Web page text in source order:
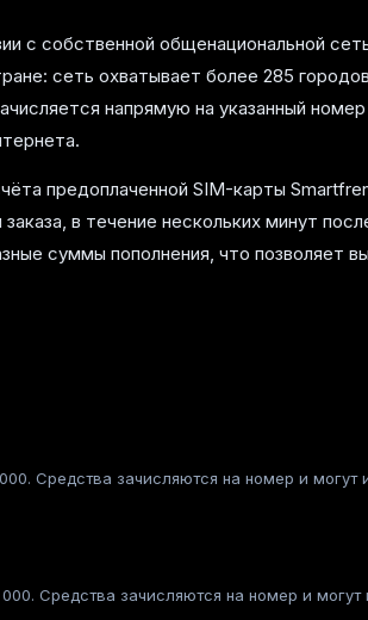
с собственной общенациональной
сеть охватывает более 285
напрямую на указанный
предоплаченной SIM-карты
в течение нескольких минут
суммы пополнения, что позволяет
Средства зачисляются на номер и могут
Средства зачисляются на номер и могут